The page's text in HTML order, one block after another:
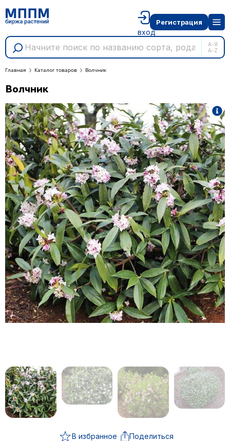
А-Я
A-Z
вход
Регистрация
Главная Каталог товаров Волчник
Волчник
В избранное Поделиться